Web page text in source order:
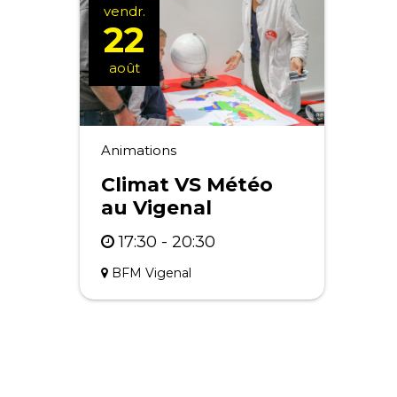
Animations
Climat VS Météo
au Vigenal
17:30 - 20:30
BFM Vigenal
vendr.
22
août